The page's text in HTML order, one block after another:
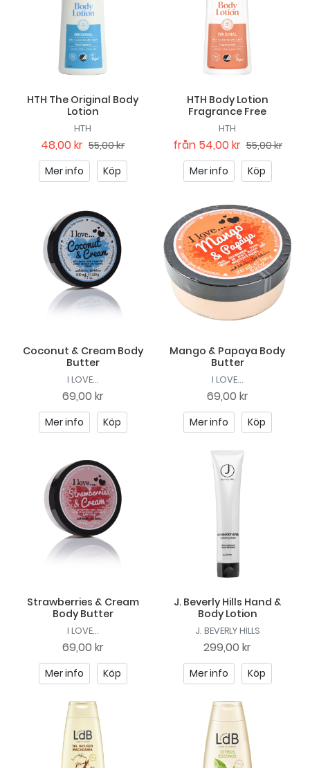
HTH The Original Body
Lotion
HTH
48,00 kr 55,00 kr
Mer info
Köp
HTH Body Lotion
Fragrance Free
HTH
från 54,00 kr 55,00 kr
Mer info
Köp
Coconut & Cream Body
Butter
I LOVE...
69,00 kr
Mer info Köp
Mango & Papaya Body
Butter
I LOVE...
69,00 kr
Mer info Köp
Strawberries & Cream
Body Butter
I LOVE...
69,00 kr
Mer info Köp
J. Beverly Hills Hand &
Body Lotion
J. BEVERLY HILLS
299,00 kr
Mer info Köp